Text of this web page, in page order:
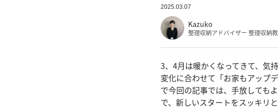
2025.03.07
Kazuko
整理収納アドバイザー 整理収納
3、4月は暖かくなってきて、気
変化に合わせて「お家もアップ
で今回の記事では、手放しても
で、新しいスタートをスッキリと